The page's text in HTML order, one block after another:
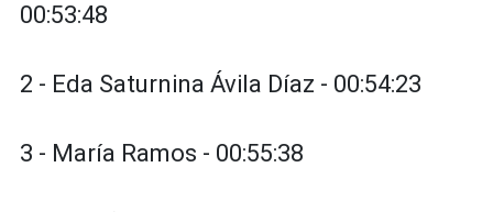
00:53:48
2 - Eda Saturnina Ávila Díaz - 00:54:23
3 - María Ramos - 00:55:38